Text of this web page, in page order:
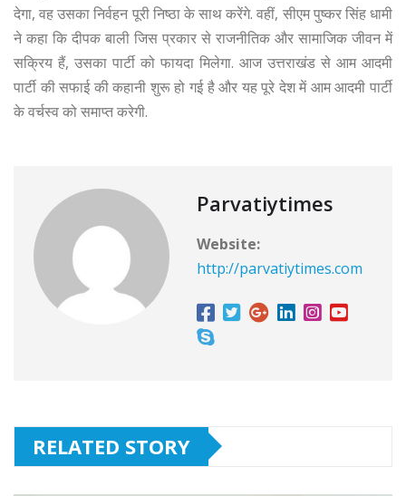
देगा, वह उसका निर्वहन पूरी निष्ठा के साथ करेंगे. वहीं, सीएम पुष्कर सिंह धामी
ने कहा कि दीपक बाली जिस प्रकार से राजनीतिक और सामाजिक जीवन में
सक्रिय हैं, उसका पार्टी को फायदा मिलेगा. आज उत्तराखंड से आम आदमी
पार्टी की सफाई की कहानी शुरू हो गई है और यह पूरे देश में आम आदमी पार्टी
के वर्चस्व को समाप्त करेगी.
Parvatiytimes
Website:
http://parvatiytimes.com
RELATED STORY